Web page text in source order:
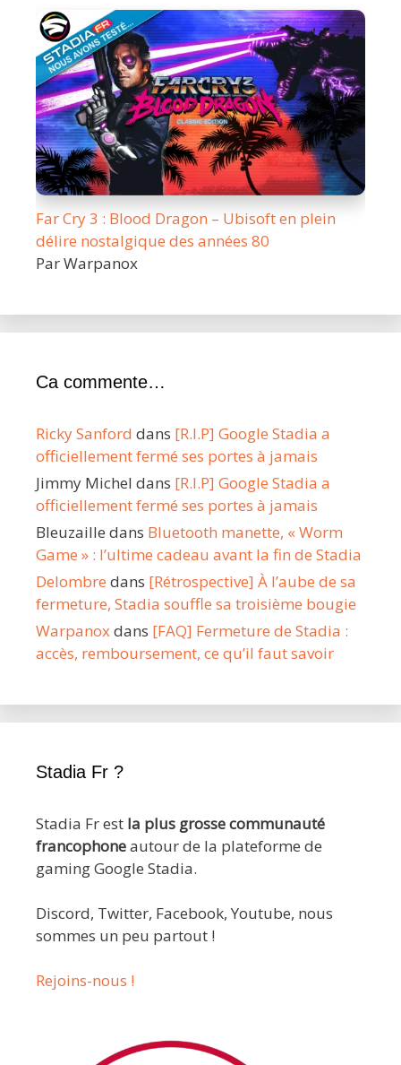
Far Cry 3 : Blood Dragon – Ubisoft en plein
délire nostalgique des années 80
Par Warpanox
Ca commente…
Ricky Sanford dans [R.I.P] Google Stadia a
officiellement fermé ses portes à jamais
Jimmy Michel dans [R.I.P] Google Stadia a
officiellement fermé ses portes à jamais
Bleuzaille dans Bluetooth manette, « Worm
Game » : l’ultime cadeau avant la fin de Stadia
Delombre dans [Rétrospective] À l’aube de sa
fermeture, Stadia souffle sa troisième bougie
Warpanox dans [FAQ] Fermeture de Stadia :
accès, remboursement, ce qu’il faut savoir
Stadia Fr ?
Stadia Fr est la plus grosse communauté
francophoneautour de la plateforme de
gaming Google Stadia.
Discord, Twitter, Facebook, Youtube, nous
sommes un peu partout !
Rejoins-nous !